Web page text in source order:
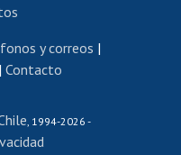
os
de títulos
Estudiantil
y correos |
Contacto
, 1994-2026 -